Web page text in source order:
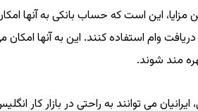
مزایا، این است که حساب بانکی به آنها
وام استفاده کنند. این به آنها
مند شوند.
می توانند به راحتی در بازار